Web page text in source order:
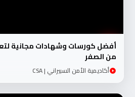
أفضل كورسات وشهادات مجانية
من الصفر
أكاديمية الأمن السبيراني | CSA